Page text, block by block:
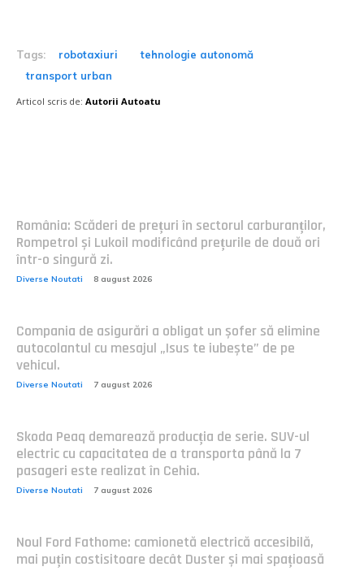
Tags: robotaxiuri
tehnologie autonomă
transport urban
Articol scris de: Autorii Autoatu
România: Scăderi de prețuri în sectorul carburanților,
Rompetrol și Lukoil modificând prețurile de două ori
într-o singură zi.
Diverse Noutati 8 august 2026
Compania de asigurări a obligat un șofer să elimine
autocolantul cu mesajul „Isus te iubește” de pe
vehicul.
Diverse Noutati 7 august 2026
Skoda Peaq demarează producția de serie. SUV-ul
electric cu capacitatea de a transporta până la 7
pasageri este realizat în Cehia.
Diverse Noutati 7 august 2026
Noul Ford Fathome: camionetă electrică accesibilă,
mai puțin costisitoare decât Duster și mai spațioasă